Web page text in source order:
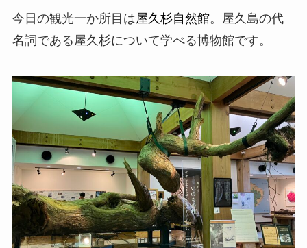
今日の観光一か所目は屋久杉自然館。屋久島の代
名詞である屋久杉について学べる博物館です。